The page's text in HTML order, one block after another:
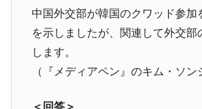
中国外交部が韓国のクワッド参加
を示しましたが、関連して外交部
します。
（『メディアペン』のキム・ソン
＜回答＞